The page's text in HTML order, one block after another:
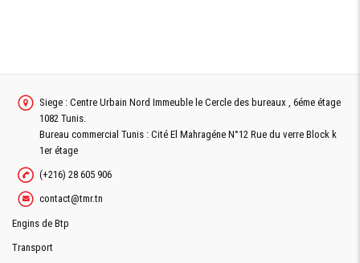
Siege : Centre Urbain Nord Immeuble le Cercle des bureaux , 6éme étage
1082 Tunis.
Bureau commercial Tunis : Cité El Mahragéne N°12 Rue du verre Block k
1er étage
(+216) 28 605 906
contact@tmr.tn
Engins de Btp
Transport